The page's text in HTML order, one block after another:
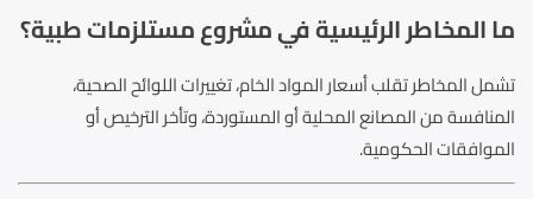
ما المخاطر الرئيسية في مشروع مستلزمات طبية؟
تشمل المخاطر تقلب أسعار المواد الخام، تغييرات اللوائح الصحية،
المنافسة من المصانع المحلية أو المستوردة، وتأخر الترخيص أو
الموافقات الحكومية.